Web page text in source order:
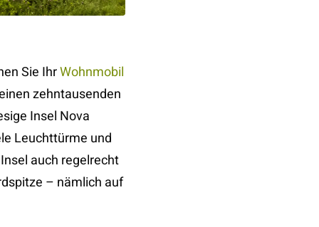
Sie IhrWohnmobil
zehntausenden
Insel Nova
Leuchttürme und
auch regelrecht
– nämlich auf